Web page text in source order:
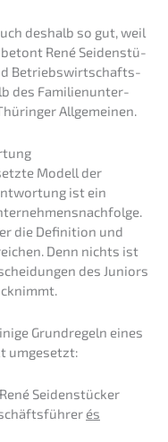
deshalb so gut, weil
betont René Seiden­stü­
Betriebs­wirt­schafts­
des Famili­en­un­ter­
Allgemeinen.
Modell der
ist ein
die Defini­ti­on und
Denn nichts ist
des Juniors
Grund­re­geln eines
umgesetzt:
Seiden­stü­cker
és